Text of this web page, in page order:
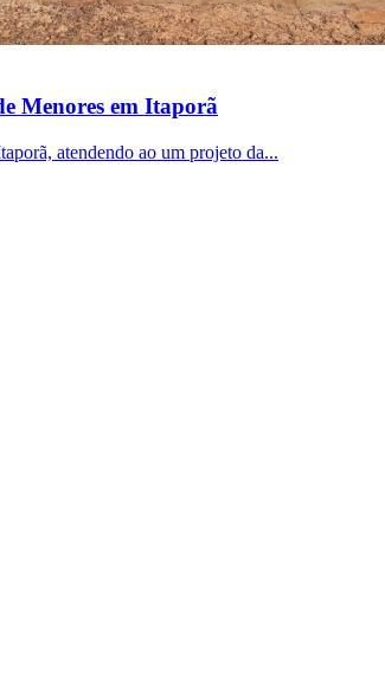
Menores em Itaporã
atendendo ao um projeto da...